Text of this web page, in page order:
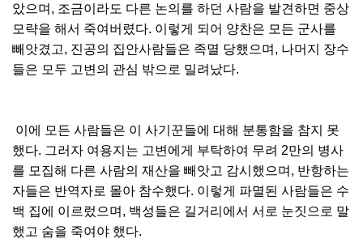
았으며, 조금이라도 다른 논의를 하던 사람을 발견하면 중상
모략을 해서 죽여버렸다. 이렇게 되어 양찬은 모든 군사를
빼앗겼고, 진공의 집안사람들은 족멸 당했으며, 나머지 장수
들은 모두 고변의 관심 밖으로 밀려났다.
이에 모든 사람들은 이 사기꾼들에 대해 분통함을 참지 못
했다. 그러자 여용지는 고변에게 부탁하여 무려 2만의 병사
를 모집해 다른 사람의 재산을 빼앗고 감시했으며, 반항하는
자들은 반역자로 몰아 참수했다. 이렇게 파멸된 사람들은 수
백 집에 이르렀으며, 백성들은 길거리에서 서로 눈짓으로 말
했고 숨을 죽여야 했다.